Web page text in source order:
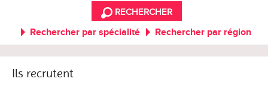
RECHERCHER
Rechercher par spécialité Rechercher par région
Ils recrutent